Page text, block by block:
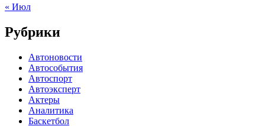
« Июл
Рубрики
Автоновости
Автособытия
Автоспорт
Автоэксперт
Актеры
Аналитика
Баскетбол